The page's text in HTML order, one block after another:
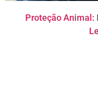
Proteção Animal: